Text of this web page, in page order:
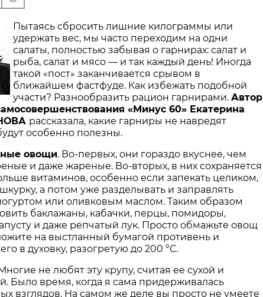
Пытаясь сбросить лишние килограммы или
удержать вес, мы часто переходим на одни
салаты, полностью забывая о гарнирах: салат и
рыба, салат и мясо — и так каждый день! Иногда
такой «пост» заканчивается срывом в
ближайшем фастфуде. Как избежать подобной
участи? Разнообразить рацион гарнирами. Автор
«Минус 60» Екатерина
рассказала, какие гарниры не навредят
особенно полезны.
овощи. Во-первых, они гораздо вкуснее, чем
и даже жареные. Во-вторых, в них сохраняется
витаминов, особенно если запекать целиком,
а потом уже разделывать и заправлять
или оливковым маслом. Таким образом
баклажаны, кабачки, перцы, помидоры,
и даже репчатый лук. Просто обмажьте овощ
на выстланный бумагой противень и
в духовку, разогретую до 200 °С.
не любят эту крупу, считая ее сухой и
Было время, когда я сама придерживалась
взглядов. На самом же деле вы просто не умеете